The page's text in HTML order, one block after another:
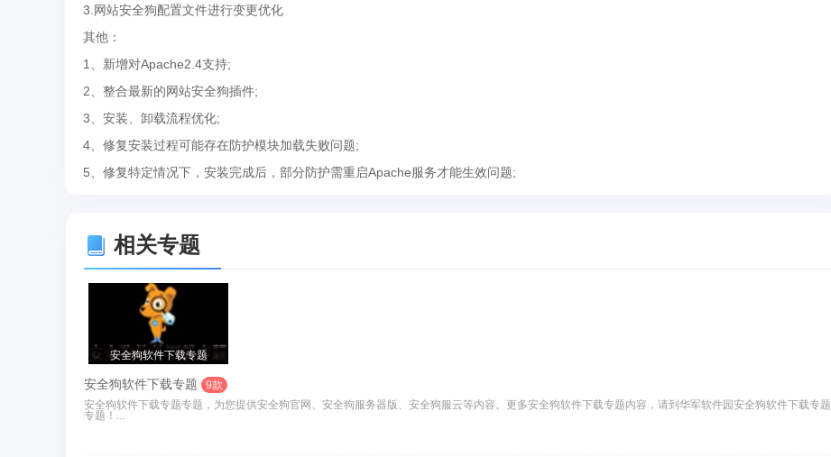
3.网站安全狗配置文件进行变更优化
其他：
1、新增对Apache2.4支持;
2、整合最新的网站安全狗插件;
3、安装、卸载流程优化;
4、修复安装过程可能存在防护模块加载失败问题;
5、修复特定情况下，安装完成后，部分防护需重启Apache服务才能生效问题;
相关专题
安全狗软件下载专题
安全狗软件下载专题
9款
安全狗软件下载专题专题，为您提供安全狗官网、安全狗服务器版、安全狗服云等内容。更多安全狗软件下载专题内容，请到华军软件园安全狗软件下载专题
专题！...